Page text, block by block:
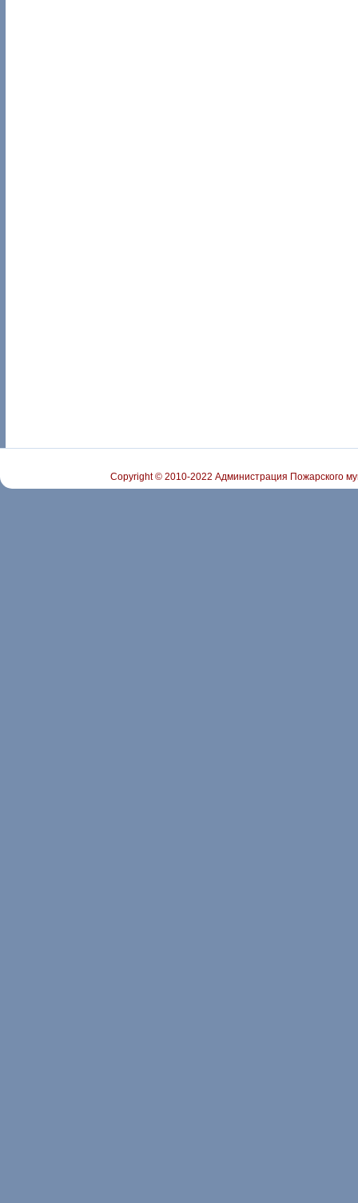
Copyright © 2010-2022 Администрация Пожарского